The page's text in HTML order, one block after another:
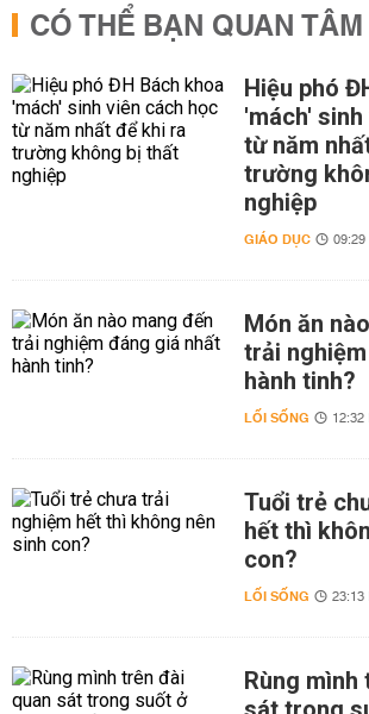
CÓ THỂ BẠN QUAN TÂM
Hiệu phó
'mách'
từ năm
trường
nghiệp
GIÁO DỤC
Món ăn
trải
hành tinh?
LỐI SỐNG
Tuổi trẻ
hết thì
con?
LỐI SỐNG 23:13
Rùng mình